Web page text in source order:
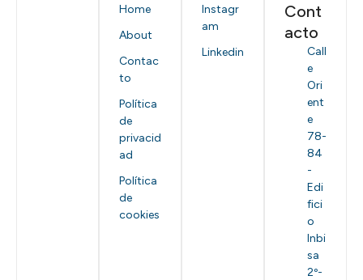
Home
About
Contac
to
Política
de
privacid
ad
Política
de
cookies
Instagr
am
Linkedin
Cont
acto
Call
e
Ori
ent
e
78-
84
-
Edi
fici
o
Inbi
sa
2º-